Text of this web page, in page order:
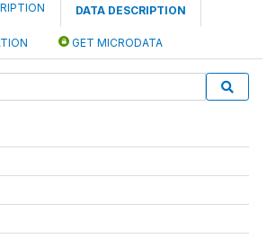
DATA DESCRIPTION
GET MICRODATA